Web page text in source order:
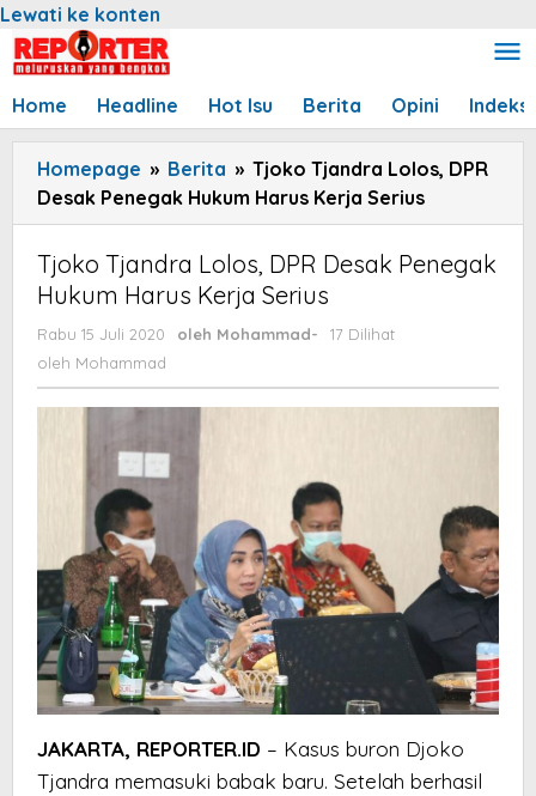
Lewati ke konten
Home Headline Hot Isu Berita Opini Indeks
Homepage » Berita » Tjoko Tjandra Lolos, DPR
Desak Penegak Hukum Harus Kerja Serius
Tjoko Tjandra Lolos, DPR Desak Penegak
Hukum Harus Kerja Serius
Rabu 15 Juli 2020 oleh Mohammad-
17 Dilihat
oleh Mohammad
JAKARTA, REPORTER.ID – Kasus buron Djoko
Tjandra memasuki babak baru. Setelah berhasil